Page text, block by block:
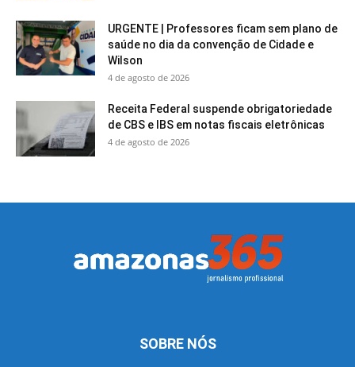
URGENTE | Professores ficam sem plano de
saúde no dia da convenção de Cidade e
Wilson
4 de agosto de 2026
Receita Federal suspende obrigatoriedade
de CBS e IBS em notas fiscais eletrônicas
4 de agosto de 2026
SOBRE NÓS